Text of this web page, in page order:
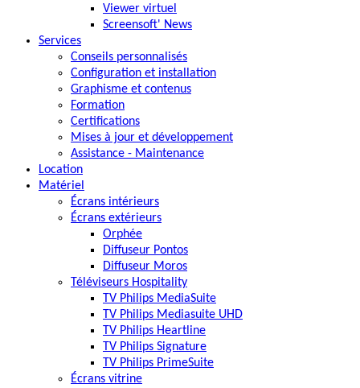
Viewer virtuel
Screensoft' News
Services
Conseils personnalisés
Configuration et installation
Graphisme et contenus
Formation
Certifications
Mises à jour et développement
Assistance - Maintenance
Location
Matériel
Écrans intérieurs
Écrans extérieurs
Orphée
Diffuseur Pontos
Diffuseur Moros
Téléviseurs Hospitality
TV Philips MediaSuite
TV Philips Mediasuite UHD
TV Philips Heartline
TV Philips Signature
TV Philips PrimeSuite
Écrans vitrine